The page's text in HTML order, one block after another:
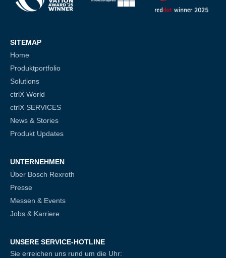
SITEMAP
Home
Produktportfolio
Solutions
ctrlX World
ctrlX SERVICES
News & Stories
Produkt Updates
UNTERNEHMEN
Über Bosch Rexroth
Presse
Messen & Events
Jobs & Karriere
UNSERE SERVICE-HOTLINE
Sie erreichen uns rund um die Uhr: